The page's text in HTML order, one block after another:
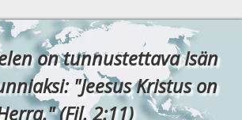
on tunnustettava Isän
"Jeesus Kristus on
(Fil. 2:11)